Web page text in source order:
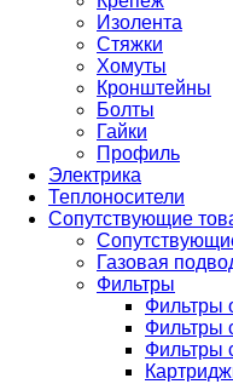
Изолента
Стяжки
Хомуты
Кронштейны
Болты
Гайки
Профиль
Электрика
Теплоносители
Сопутствующие
Газовая
Фильтры
Фильтры
Фильтры
Фильтры